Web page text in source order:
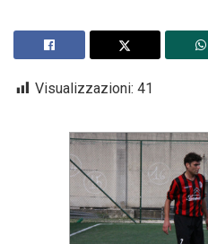
Visualizzazioni: 41